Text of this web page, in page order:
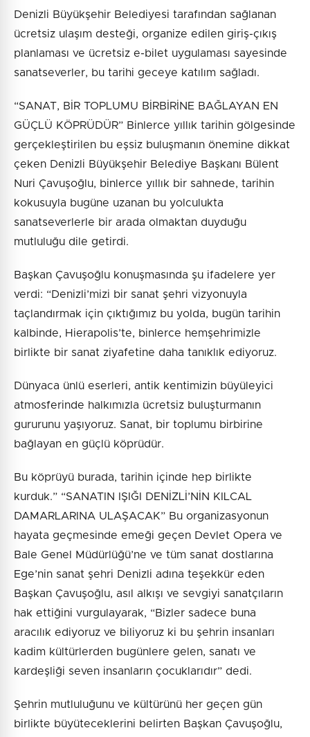
Denizli Büyükşehir Belediyesi tarafından sağlanan
ücretsiz ulaşım desteği, organize edilen giriş-çıkış
planlaması ve ücretsiz e-bilet uygulaması sayesinde
sanatseverler, bu tarihi geceye katılım sağladı.
“SANAT, BİR TOPLUMU BİRBİRİNE BAĞLAYAN EN
GÜÇLÜ KÖPRÜDÜR” Binlerce yıllık tarihin gölgesinde
gerçekleştirilen bu eşsiz buluşmanın önemine dikkat
çeken Denizli Büyükşehir Belediye Başkanı Bülent
Nuri Çavuşoğlu, binlerce yıllık bir sahnede, tarihin
kokusuyla bugüne uzanan bu yolculukta
sanatseverlerle bir arada olmaktan duyduğu
mutluluğu dile getirdi.
Başkan Çavuşoğlu konuşmasında şu ifadelere yer
verdi: “Denizli’mizi bir sanat şehri vizyonuyla
taçlandırmak için çıktığımız bu yolda, bugün tarihin
kalbinde, Hierapolis’te, binlerce hemşehrimizle
birlikte bir sanat ziyafetine daha tanıklık ediyoruz.
Dünyaca ünlü eserleri, antik kentimizin büyüleyici
atmosferinde halkımızla ücretsiz buluşturmanın
gururunu yaşıyoruz. Sanat, bir toplumu birbirine
bağlayan en güçlü köprüdür.
Bu köprüyü burada, tarihin içinde hep birlikte
kurduk.” “SANATIN IŞIĞI DENİZLİ’NİN KILCAL
DAMARLARINA ULAŞACAK” Bu organizasyonun
hayata geçmesinde emeği geçen Devlet Opera ve
Bale Genel Müdürlüğü’ne ve tüm sanat dostlarına
Ege’nin sanat şehri Denizli adına teşekkür eden
Başkan Çavuşoğlu, asıl alkışı ve sevgiyi sanatçıların
hak ettiğini vurgulayarak, “Bizler sadece buna
aracılık ediyoruz ve biliyoruz ki bu şehrin insanları
kadim kültürlerden bugünlere gelen, sanatı ve
kardeşliği seven insanların çocuklarıdır” dedi.
Şehrin mutluluğunu ve kültürünü her geçen gün
birlikte büyüteceklerini belirten Başkan Çavuşoğlu,